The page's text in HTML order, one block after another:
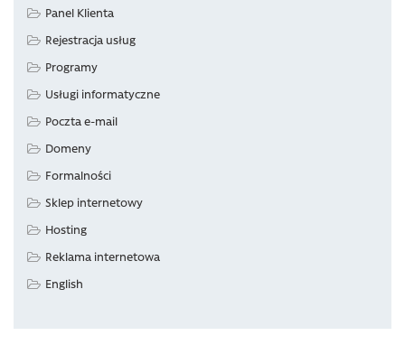
Panel Klienta
Rejestracja usług
Programy
Usługi informatyczne
Poczta e-mail
Domeny
Formalności
Sklep internetowy
Hosting
Reklama internetowa
English